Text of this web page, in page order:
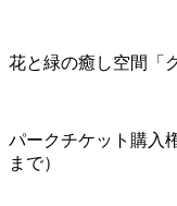
花と緑の癒し空間「
パークチケット購入
まで）